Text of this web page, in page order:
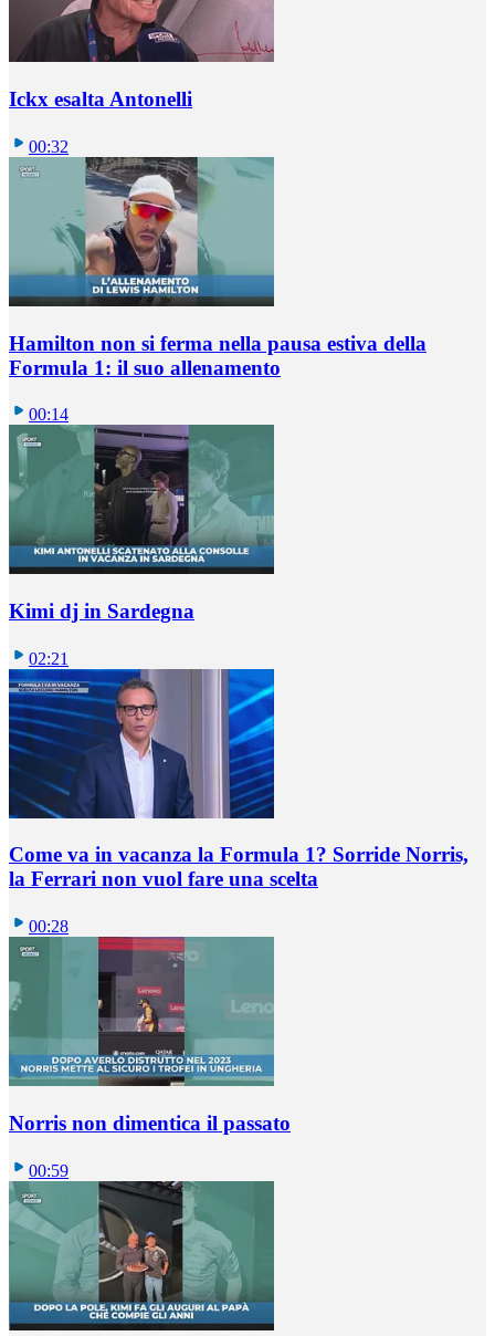
Ickx esalta Antonelli
00:32
Hamilton non si ferma nella pausa estiva della
Formula 1: il suo allenamento
00:14
Kimi dj in Sardegna
02:21
Come va in vacanza la Formula 1? Sorride Norris,
la Ferrari non vuol fare una scelta
00:28
Norris non dimentica il passato
00:59